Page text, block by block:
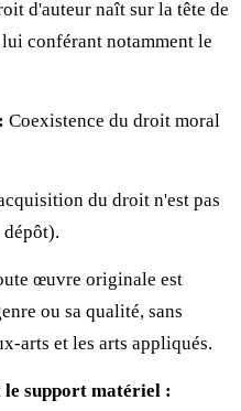
d'auteur naît sur la tête de
conférant notamment le
Coexistence du droit moral
du droit n'est pas
œuvre originale est
ou sa qualité, sans
arts et les arts appliqués.
support matériel :